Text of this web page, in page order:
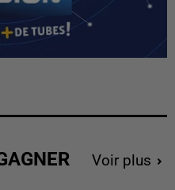
Voir plus